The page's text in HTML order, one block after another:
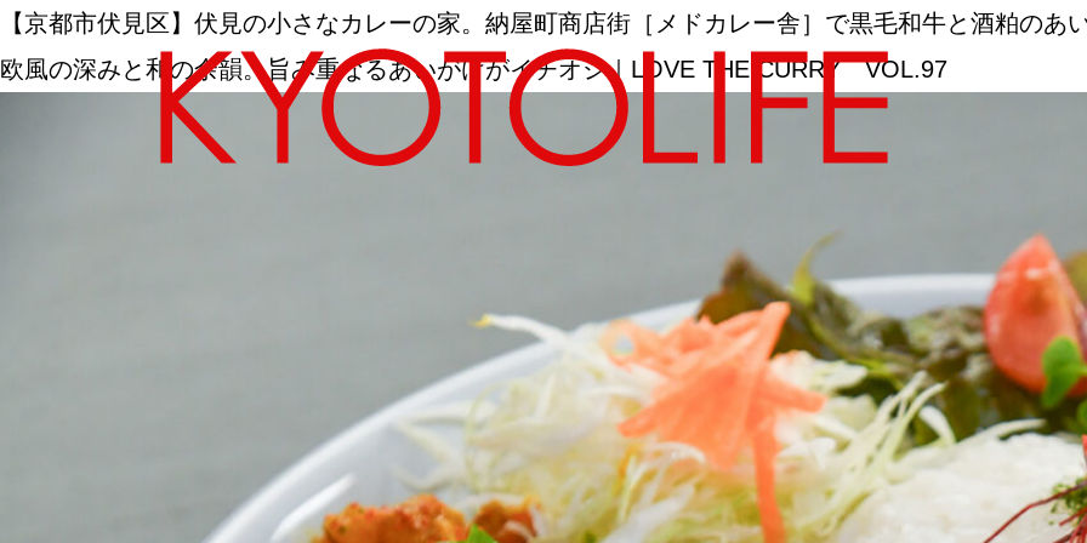
地図から探す
カテゴリーから探す
【京都市伏見区】伏見の小さなカレーの家。納屋町商店街［メドカレー舎］で黒毛和牛と酒粕のあ
欧風の深みと和の余韻。旨み重なるあいがけがイチオシ｜LOVE THE CURRY VOL.97